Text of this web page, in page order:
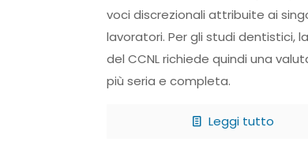
voci discrezionali attribuite ai
lavoratori. Per gli studi dentistici,
del CCNL richiede quindi una
più seria e completa.
Leggi tutto